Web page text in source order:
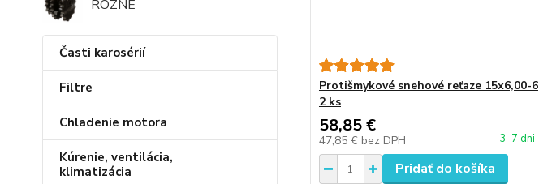
RÔZNE
Časti karosérií
Filtre
Chladenie motora
Kúrenie, ventilácia,
klimatizácia
Protišmykové snehové reťaze 15x6,00-6
2 ks
58,85 €
47,85 € bez DPH 3-7 dni
Pridať do košíka